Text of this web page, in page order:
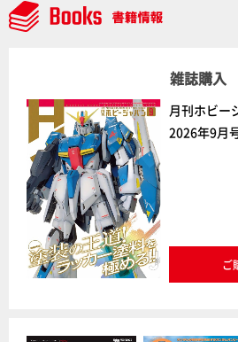
雑誌購入
月刊ホビー
2026年9月
ご